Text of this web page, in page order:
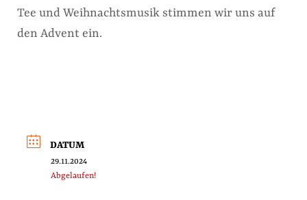
Tee und Weihnachtsmusik stimmen wir uns auf
den Advent ein.
DATUM
29.11.2024
Abgelaufen!